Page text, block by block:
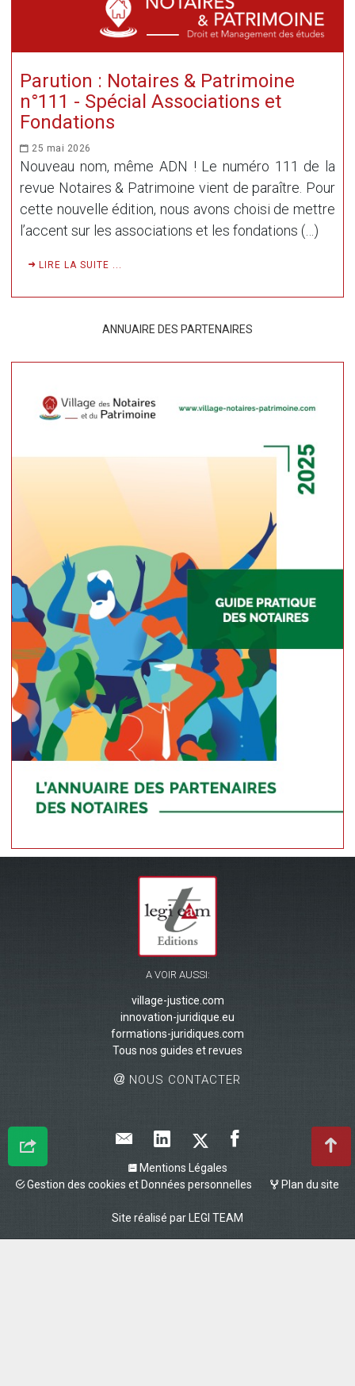
Parution : Notaires & Patrimoine
n°111 - Spécial Associations et
Fondations
25 mai 2026
Nouveau nom, même ADN ! Le numéro 111 de la
revue Notaires & Patrimoine vient de paraître. Pour
cette nouvelle édition, nous avons choisi de mettre
l’accent sur les associations et les fondations (…)
LIRE LA SUITE ...
ANNUAIRE DES PARTENAIRES
A VOIR AUSSI:
village-justice.com
innovation-juridique.eu
formations-juridiques.com
Tous nos guides et revues
NOUS CONTACTER
Mentions Légales
Gestion des cookies et Données personnelles
Plan du site
Site réalisé parLEGI TEAM